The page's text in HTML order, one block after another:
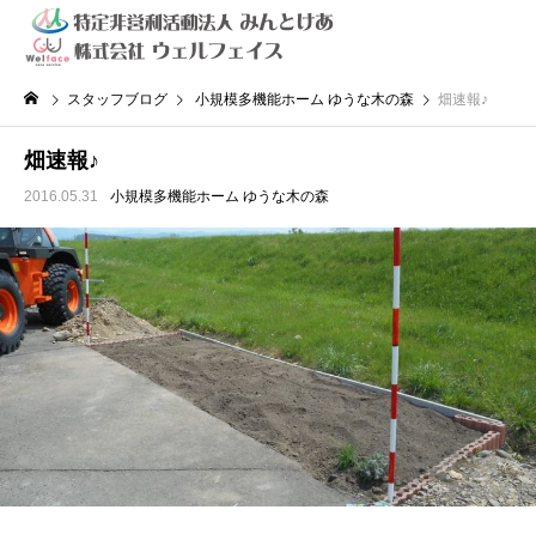
スタッフブログ 小規模多機能ホーム ゆうな木の森 畑速報♪
畑速報♪
2016.05.31 小規模多機能ホーム ゆうな木の森